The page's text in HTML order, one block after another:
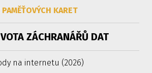
KARET
ZÁCHRANÁŘŮ DAT
na internetu (2026)